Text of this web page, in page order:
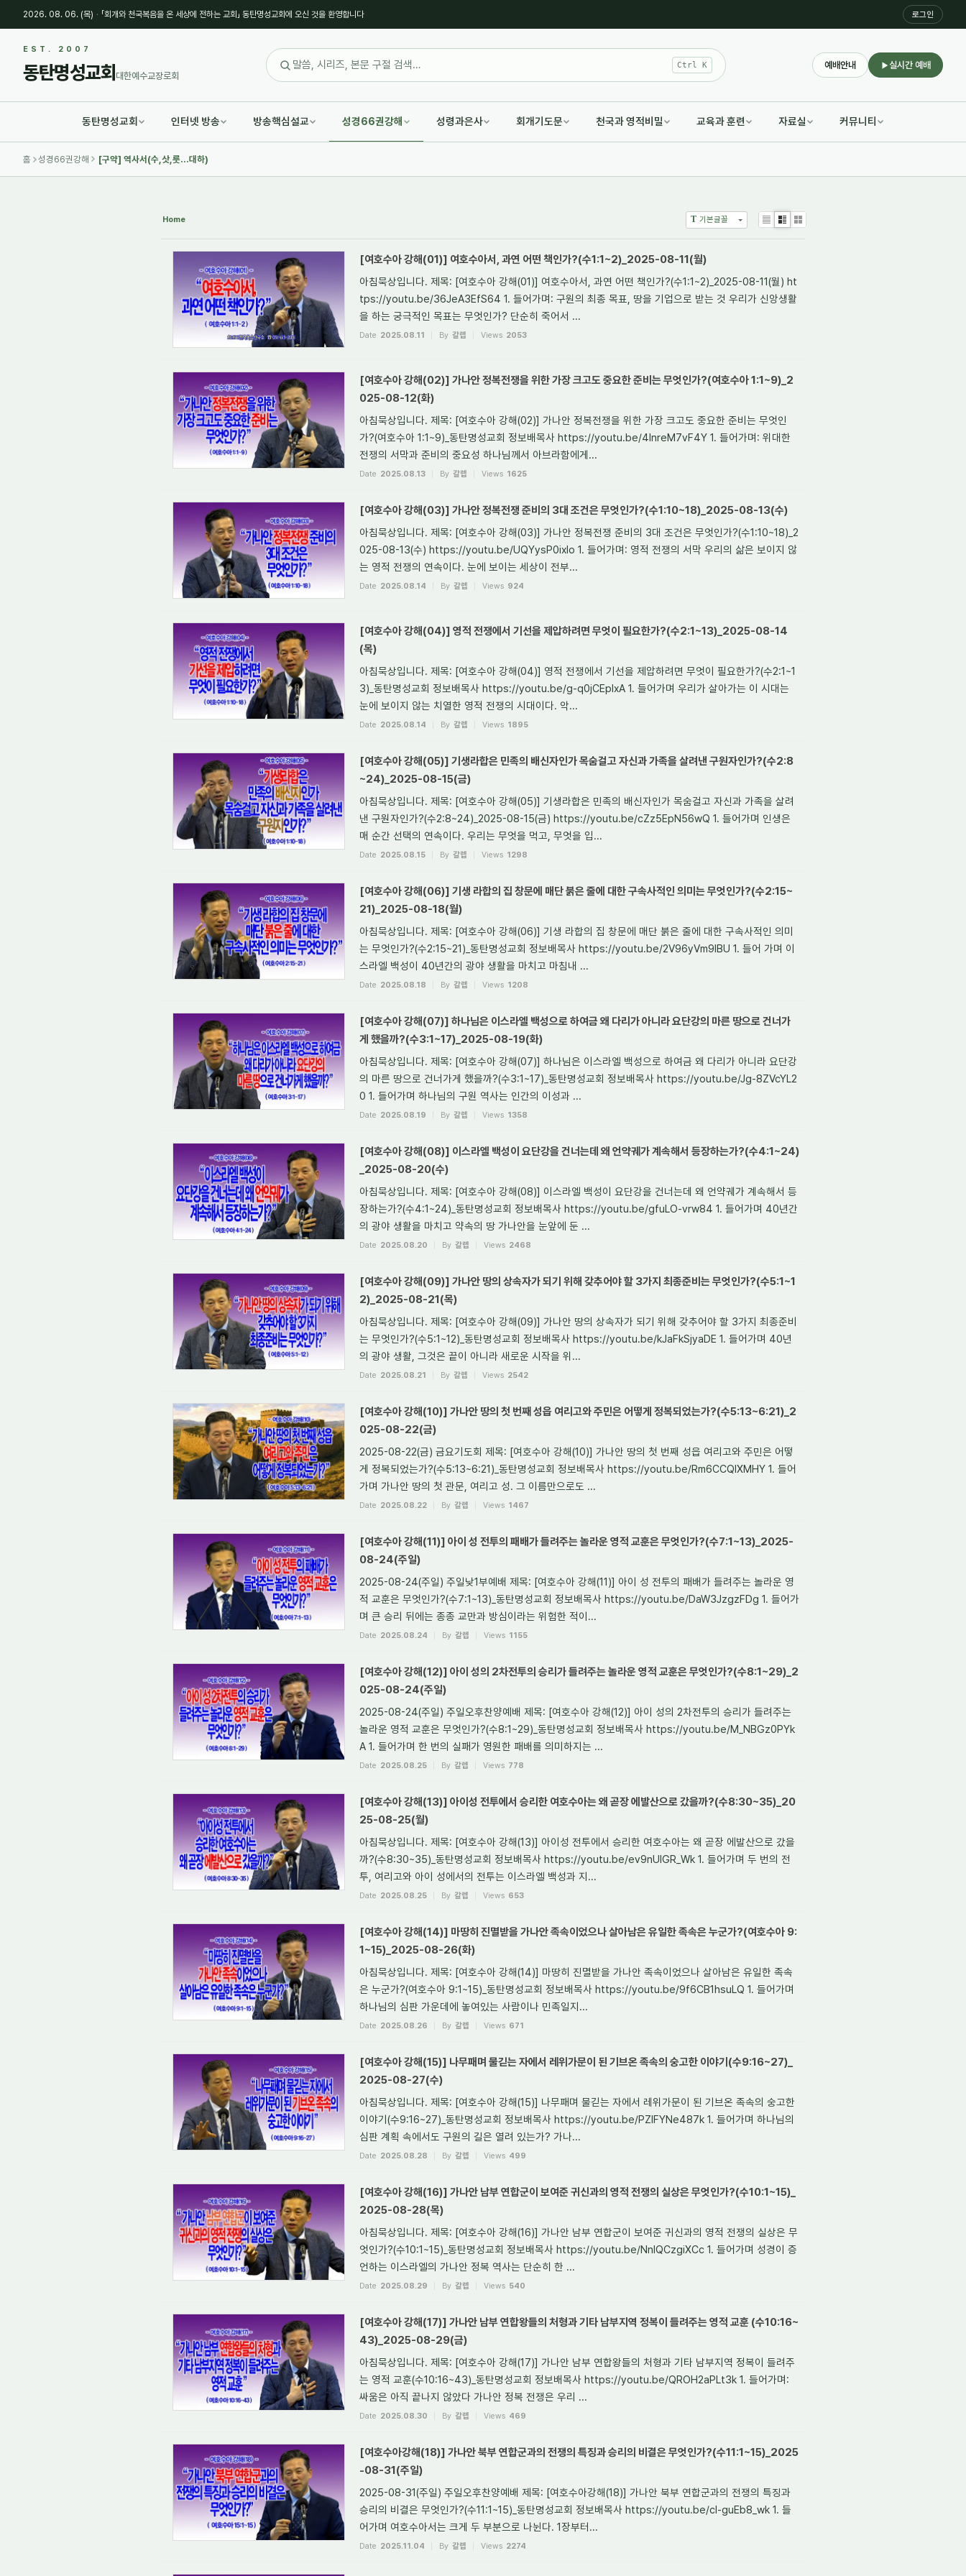
2026. 08. 06. (목) · 「회개와 천국복음을 온 세상에 전하는 교회」 동탄명성교회에 오신 것을 환영합니다 로그인
EST. 2007
동탄명성교회 대한예수교장로회
Ctrl K 예배안내 실시간 예배
동탄명성교회 인터넷 방송 방송핵심설교 성경66권강해 성령과은사 회개기도문 천국과 영적비밀 교육과 훈련 자료실 커뮤니티
홈 성경66권강해 [구약] 역사서(수,삿,룻...대하)
Home T 기본글꼴
ListZine
[여호수아 강해(01)] 여호수아서, 과연 어떤 책인가?(수1:1~2)_2025-08-11(월)
아침묵상입니다. 제목: [여호수아 강해(01)] 여호수아서, 과연 어떤 책인가?(수1:1~2)_2025-08-11(월) ht
tps://youtu.be/36JeA3EfS64 1. 들어가며: 구원의 최종 목표, 땅을 기업으로 받는 것 우리가 신앙생활
을 하는 궁극적인 목표는 무엇인가? 단순히 죽어서 ...
Date 2025.08.11 By 갈렙 Views 2053
[여호수아 강해(02)] 가나안 정복전쟁을 위한 가장 크고도 중요한 준비는 무엇인가?(여호수아 1:1~9)_2
025-08-12(화)
아침묵상입니다. 제목: [여호수아 강해(02)] 가나안 정복전쟁을 위한 가장 크고도 중요한 준비는 무엇인
가?(여호수아 1:1~9)_동탄명성교회 정보배목사 https://youtu.be/4InreM7vF4Y 1. 들어가며: 위대한
전쟁의 서막과 준비의 중요성 하나님께서 아브라함에게...
Date 2025.08.13 By 갈렙 Views 1625
[여호수아 강해(03)] 가나안 정복전쟁 준비의 3대 조건은 무엇인가?(수1:10~18)_2025-08-13(수)
아침묵상입니다. 제목: [여호수아 강해(03)] 가나안 정복전쟁 준비의 3대 조건은 무엇인가?(수1:10~18)_2
025-08-13(수) https://youtu.be/UQYysP0ixIo 1. 들어가며: 영적 전쟁의 서막 우리의 삶은 보이지 않
는 영적 전쟁의 연속이다. 눈에 보이는 세상이 전부...
Date 2025.08.14 By 갈렙 Views 924
[여호수아 강해(04)] 영적 전쟁에서 기선을 제압하려면 무엇이 필요한가?(수2:1~13)_2025-08-14
(목)
아침묵상입니다. 제목: [여호수아 강해(04)] 영적 전쟁에서 기선을 제압하려면 무엇이 필요한가?(수2:1~1
3)_동탄명성교회 정보배목사 https://youtu.be/g-q0jCEpIxA 1. 들어가며 우리가 살아가는 이 시대는
눈에 보이지 않는 치열한 영적 전쟁의 시대이다. 악...
Date 2025.08.14 By 갈렙 Views 1895
[여호수아 강해(05)] 기생라합은 민족의 배신자인가 목숨걸고 자신과 가족을 살려낸 구원자인가?(수2:8
~24)_2025-08-15(금)
아침묵상입니다. 제목: [여호수아 강해(05)] 기생라합은 민족의 배신자인가 목숨걸고 자신과 가족을 살려
낸 구원자인가?(수2:8~24)_2025-08-15(금) https://youtu.be/cZz5EpN56wQ 1. 들어가며 인생은
매 순간 선택의 연속이다. 우리는 무엇을 먹고, 무엇을 입...
Date 2025.08.15 By 갈렙 Views 1298
[여호수아 강해(06)] 기생 라합의 집 창문에 매단 붉은 줄에 대한 구속사적인 의미는 무엇인가?(수2:15~
21)_2025-08-18(월)
아침묵상입니다. 제목: [여호수아 강해(06)] 기생 라합의 집 창문에 매단 붉은 줄에 대한 구속사적인 의미
는 무엇인가?(수2:15~21)_동탄명성교회 정보배목사 https://youtu.be/2V96yVm9lBU 1. 들어 가며 이
스라엘 백성이 40년간의 광야 생활을 마치고 마침내 ...
Date 2025.08.18 By 갈렙 Views 1208
[여호수아 강해(07)] 하나님은 이스라엘 백성으로 하여금 왜 다리가 아니라 요단강의 마른 땅으로 건너가
게 했을까?(수3:1~17)_2025-08-19(화)
아침묵상입니다. 제목: [여호수아 강해(07)] 하나님은 이스라엘 백성으로 하여금 왜 다리가 아니라 요단강
의 마른 땅으로 건너가게 했을까?(수3:1~17)_동탄명성교회 정보배목사 https://youtu.be/Jg-8ZVcYL2
0 1. 들어가며 하나님의 구원 역사는 인간의 이성과 ...
Date 2025.08.19 By 갈렙 Views 1358
[여호수아 강해(08)] 이스라엘 백성이 요단강을 건너는데 왜 언약궤가 계속해서 등장하는가?(수4:1~24)
_2025-08-20(수)
아침묵상입니다. 제목: [여호수아 강해(08)] 이스라엘 백성이 요단강을 건너는데 왜 언약궤가 계속해서 등
장하는가?(수4:1~24)_동탄명성교회 정보배목사 https://youtu.be/gfuLO-vrw84 1. 들어가며 40년간
의 광야 생활을 마치고 약속의 땅 가나안을 눈앞에 둔 ...
Date 2025.08.20 By 갈렙 Views 2468
[여호수아 강해(09)] 가나안 땅의 상속자가 되기 위해 갖추어야 할 3가지 최종준비는 무엇인가?(수5:1~1
2)_2025-08-21(목)
아침묵상입니다. 제목: [여호수아 강해(09)] 가나안 땅의 상속자가 되기 위해 갖추어야 할 3가지 최종준비
는 무엇인가?(수5:1~12)_동탄명성교회 정보배목사 https://youtu.be/kJaFkSjyaDE 1. 들어가며 40년
의 광야 생활, 그것은 끝이 아니라 새로운 시작을 위...
Date 2025.08.21 By 갈렙 Views 2542
[여호수아 강해(10)] 가나안 땅의 첫 번째 성읍 여리고와 주민은 어떻게 정복되었는가?(수5:13~6:21)_2
025-08-22(금)
2025-08-22(금) 금요기도회 제목: [여호수아 강해(10)] 가나안 땅의 첫 번째 성읍 여리고와 주민은 어떻
게 정복되었는가?(수5:13~6:21)_동탄명성교회 정보배목사 https://youtu.be/Rm6CCQlXMHY 1. 들어
가며 가나안 땅의 첫 관문, 여리고 성. 그 이름만으로도 ...
Date 2025.08.22 By 갈렙 Views 1467
[여호수아 강해(11)] 아이 성 전투의 패배가 들려주는 놀라운 영적 교훈은 무엇인가?(수7:1~13)_2025-
08-24(주일)
2025-08-24(주일) 주일낮1부예배 제목: [여호수아 강해(11)] 아이 성 전투의 패배가 들려주는 놀라운 영
적 교훈은 무엇인가?(수7:1~13)_동탄명성교회 정보배목사 https://youtu.be/DaW3JzgzFDg 1. 들어가
며 큰 승리 뒤에는 종종 교만과 방심이라는 위험한 적이...
Date 2025.08.24 By 갈렙 Views 1155
[여호수아 강해(12)] 아이 성의 2차전투의 승리가 들려주는 놀라운 영적 교훈은 무엇인가?(수8:1~29)_2
025-08-24(주일)
2025-08-24(주일) 주일오후찬양예배 제목: [여호수아 강해(12)] 아이 성의 2차전투의 승리가 들려주는
놀라운 영적 교훈은 무엇인가?(수8:1~29)_동탄명성교회 정보배목사 https://youtu.be/M_NBGz0PYk
A 1. 들어가며 한 번의 실패가 영원한 패배를 의미하지는 ...
Date 2025.08.25 By 갈렙 Views 778
[여호수아 강해(13)] 아이성 전투에서 승리한 여호수아는 왜 곧장 에발산으로 갔을까?(수8:30~35)_20
25-08-25(월)
아침묵상입니다. 제목: [여호수아 강해(13)] 아이성 전투에서 승리한 여호수아는 왜 곧장 에발산으로 갔을
까?(수8:30~35)_동탄명성교회 정보배목사 https://youtu.be/ev9nUlGR_Wk 1. 들어가며 두 번의 전
투, 여리고와 아이 성에서의 전투는 이스라엘 백성과 지...
Date 2025.08.25 By 갈렙 Views 653
[여호수아 강해(14)] 마땅히 진멸받을 가나안 족속이었으나 살아남은 유일한 족속은 누군가?(여호수아 9:
1~15)_2025-08-26(화)
아침묵상입니다. 제목: [여호수아 강해(14)] 마땅히 진멸받을 가나안 족속이었으나 살아남은 유일한 족속
은 누군가?(여호수아 9:1~15)_동탄명성교회 정보배목사 https://youtu.be/9f6CB1hsuLQ 1. 들어가며
하나님의 심판 가운데에 놓여있는 사람이나 민족일지...
Date 2025.08.26 By 갈렙 Views 671
[여호수아 강해(15)] 나무패며 물긷는 자에서 레위가문이 된 기브온 족속의 숭고한 이야기(수9:16~27)_
2025-08-27(수)
아침묵상입니다. 제목: [여호수아 강해(15)] 나무패며 물긷는 자에서 레위가문이 된 기브온 족속의 숭고한
이야기(수9:16~27)_동탄명성교회 정보배목사 https://youtu.be/PZIFYNe487k 1. 들어가며 하나님의
심판 계획 속에서도 구원의 길은 열려 있는가? 가나...
Date 2025.08.28 By 갈렙 Views 499
[여호수아 강해(16)] 가나안 남부 연합군이 보여준 귀신과의 영적 전쟁의 실상은 무엇인가?(수10:1~15)_
2025-08-28(목)
아침묵상입니다. 제목: [여호수아 강해(16)] 가나안 남부 연합군이 보여준 귀신과의 영적 전쟁의 실상은 무
엇인가?(수10:1~15)_동탄명성교회 정보배목사 https://youtu.be/NnlQCzgiXCc 1. 들어가며 성경이 증
언하는 이스라엘의 가나안 정복 역사는 단순히 한 ...
Date 2025.08.29 By 갈렙 Views 540
[여호수아 강해(17)] 가나안 남부 연합왕들의 처형과 기타 남부지역 정복이 들려주는 영적 교훈 (수10:16~
43)_2025-08-29(금)
아침묵상입니다. 제목: [여호수아 강해(17)] 가나안 남부 연합왕들의 처형과 기타 남부지역 정복이 들려주
는 영적 교훈(수10:16~43)_동탄명성교회 정보배목사 https://youtu.be/QROH2aPLt3k 1. 들어가며:
싸움은 아직 끝나지 않았다 가나안 정복 전쟁은 우리 ...
Date 2025.08.30 By 갈렙 Views 469
[여호수아강해(18)] 가나안 북부 연합군과의 전쟁의 특징과 승리의 비결은 무엇인가?(수11:1~15)_2025
-08-31(주일)
2025-08-31(주일) 주일오후찬양예배 제목: [여호수아강해(18)] 가나안 북부 연합군과의 전쟁의 특징과
승리의 비결은 무엇인가?(수11:1~15)_동탄명성교회 정보배목사 https://youtu.be/cI-guEb8_wk 1. 들
어가며 여호수아서는 크게 두 부분으로 나뉜다. 1장부터...
Date 2025.11.04 By 갈렙 Views 2274
Sketchbook5, 스케치북5
Sketchbook5, 스케치북5
Sketchbook5, 스케치북5
Sketchbook5, 스케치북5